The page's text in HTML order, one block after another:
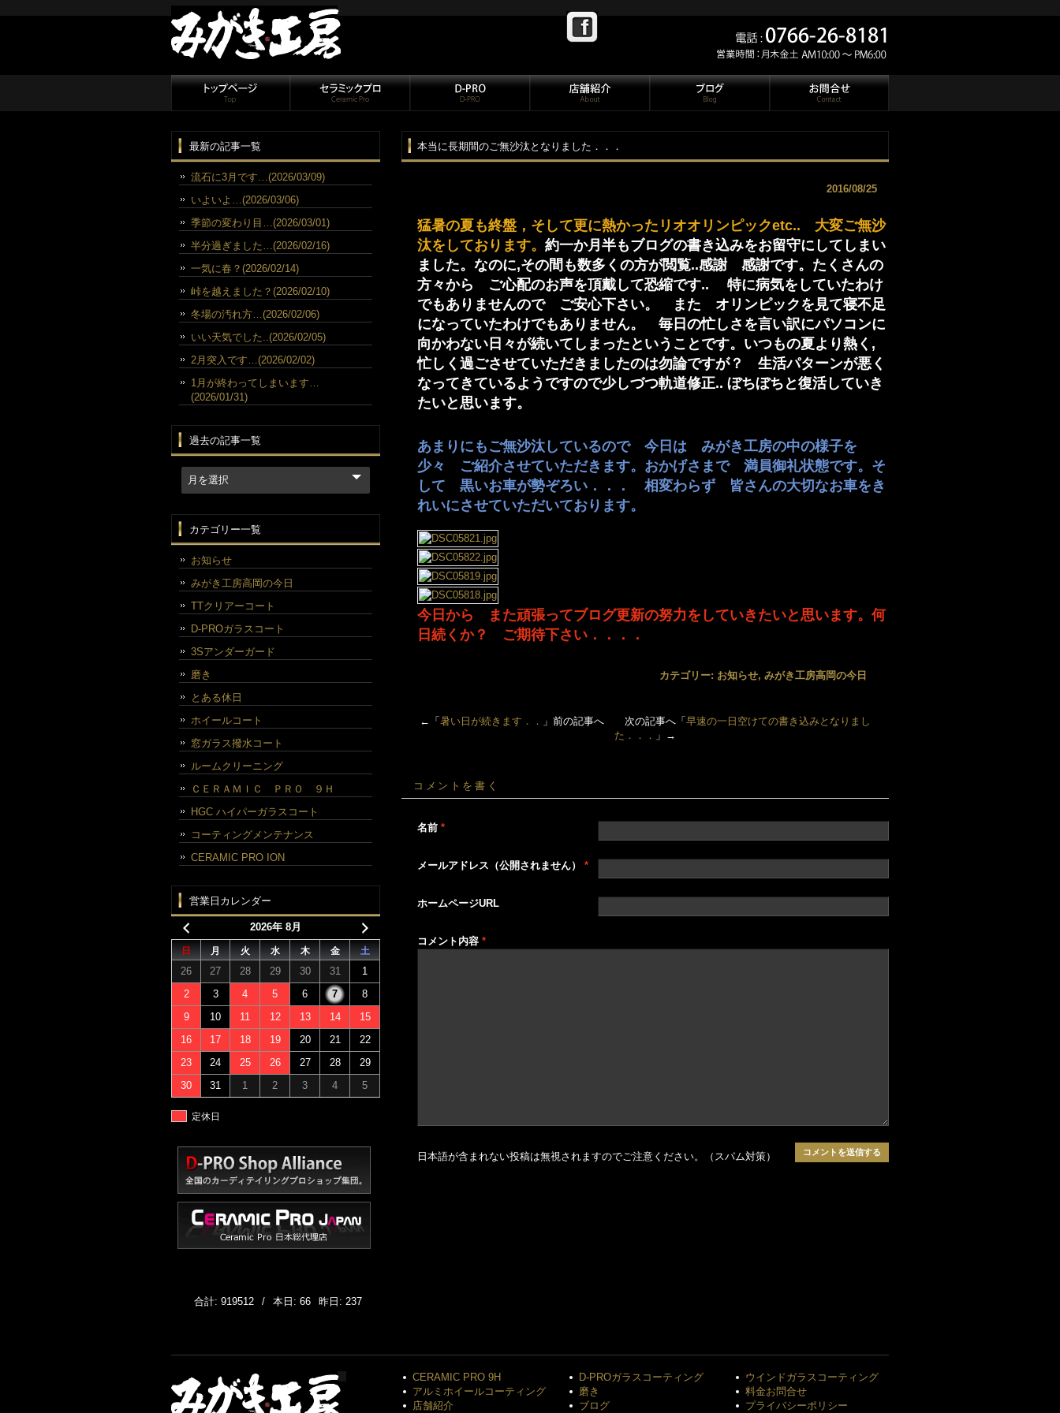
本当に長期間のご無沙汰となりました．．．
2016/08/25
猛暑の夏も終盤，そして更に熱かったリオオリンピックetc.. 大変ご無沙
汰をしております。 約一か月半もブログの書き込みをお留守にしてしまい
ました。なのに,その間も数多くの方が閲覧..感謝 感謝です。たくさんの
方々から ご心配のお声を頂戴して恐縮です.. 特に病気をしていたわけ
でもありませんので ご安心下さい。 また オリンピックを見て寝不足
になっていたわけでもありません。 毎日の忙しさを言い訳にパソコンに
向かわない日々が続いてしまったということです。いつもの夏より熱く,
忙しく過ごさせていただきましたのは勿論ですが？ 生活パターンが悪く
なってきているようですので少しづつ軌道修正.. ぼちぼちと復活していき
たいと思います。
あまりにもご無沙汰しているので 今日は みがき工房の中の様子を
少々 ご紹介させていただきます。おかげさまで 満員御礼状態です。そ
して 黒いお車が勢ぞろい．．． 相変わらず 皆さんの大切なお車をき
れいにさせていただいております。
今日から また頑張ってブログ更新の努力をしていきたいと思います。何
日続くか？ ご期待下さい．．．．
カテゴリー: お知らせ, みがき工房高岡の今日
←「 暑い日が続きます．． 」前の記事へ 次の記事へ「 早速の一日空けての書き込みとなりまし
た．．． 」→
コメントを書く
名前 *
メールアドレス（公開されません） *
ホームページURL
コメント内容 *
日本語が含まれない投稿は無視されますのでご注意ください。（スパム対策）
最新の記事一覧
流石に3月です…(2026/03/09)
いよいよ…(2026/03/06)
季節の変わり目…(2026/03/01)
半分過ぎました…(2026/02/16)
一気に春？(2026/02/14)
峠を越えました？(2026/02/10)
冬場の汚れ方…(2026/02/06)
いい天気でした..(2026/02/05)
2月突入です…(2026/02/02)
1月が終わってしまいます…
(2026/01/31)
過去の記事一覧
カテゴリー一覧
お知らせ
みがき工房高岡の今日
TTクリアーコート
D-PROガラスコート
3Sアンダーガード
磨き
とある休日
ホイールコート
窓ガラス撥水コート
ルームクリーニング
ＣＥＲＡＭＩＣ ＰＲＯ ９Ｈ
HGC ハイパーガラスコート
コーティングメンテナンス
CERAMIC PRO ION
営業日カレンダー
2026年 8月
日 月 火 水 木 金 土
26 27 28 29 30 31
1
2
3 4 5 6 7
8
9
10 11 12 13 14
15
16
17 18 19 20 21
22
23
24 25 26 27 28
29
30
31 1 2 3 4 5
定休日
合計: 919512 / 本日: 66 昨日: 237
CERAMIC PRO 9H D-PROガラスコーティング
ウインドガラスコーティング
アルミホイールコーティング
磨き
料金お問合せ
店舗紹介
ブログ プライバシーポリシー